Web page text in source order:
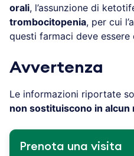
orali, l’assunzione di
trombocitopenia, per cui
questi farmaci deve essere
Avvertenza
Le informazioni riportate
non sostituiscono in
Prenota una visita